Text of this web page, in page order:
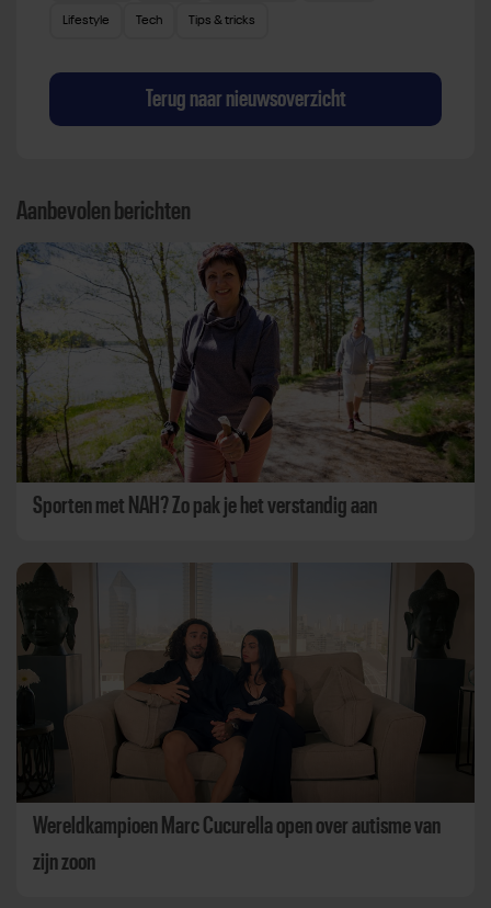
Lifestyle Tech Tips & tricks
Terug naar nieuwsoverzicht
Aanbevolen berichten
Sporten met NAH? Zo pak je het verstandig aan
Wereldkampioen Marc Cucurella open over autisme van
zijn zoon